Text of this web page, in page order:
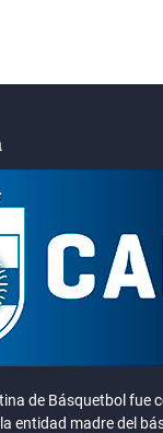
de Básquetbol fue
entidad madre del